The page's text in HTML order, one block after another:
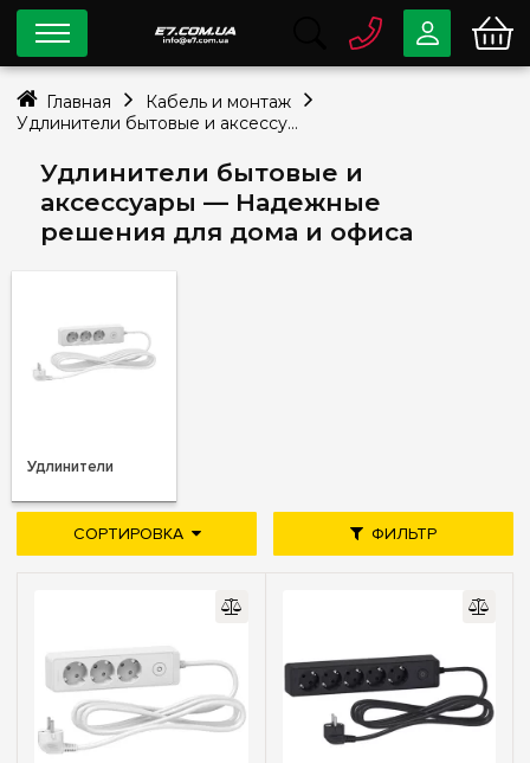
Удлинители бытовые и
аксессуары — Надежные
решения для дома и офиса
СОРТИРОВКА ФИЛЬТР
Удлинители
0 800
info@e7.com.ua
044334-79-78
Viber Telegram
Главная
Кабель и монтаж
Удлинители бытовые и аксессуары